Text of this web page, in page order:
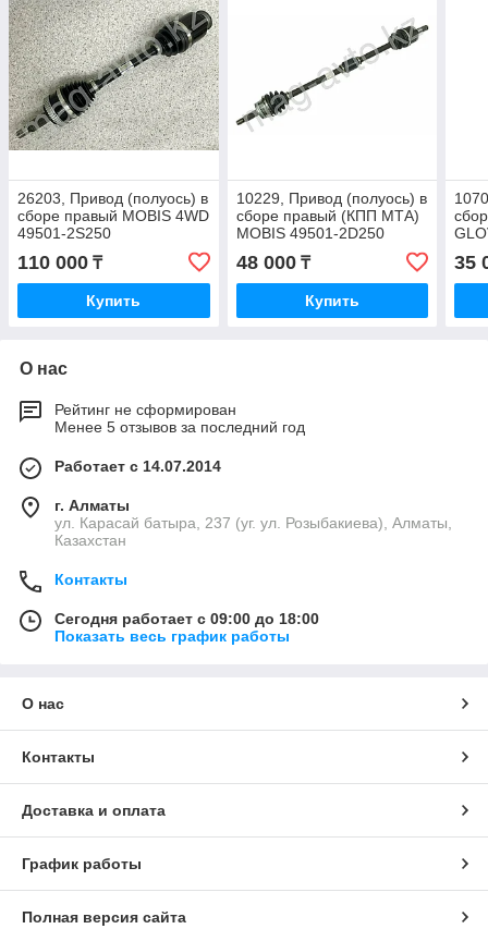
26203, Привод (полуось) в
сборе правый MOBIS 4WD
49501-2S250
110 000 ₸
Купить
10229, Привод (полуось) в
сборе правый (КПП МТА)
MOBIS 49501-2D250
48 000₸
Купить
35
О нас
Рейтинг не сформирован
Менее 5 отзывов за последний год
Работает с 14.07.2014
г. Алматы
ул. Карасай батыра, 237 (уг. ул. Розыбакиева), Алматы,
Казахстан
Контакты
Сегодня работает с 09:00 до 18:00
Показать весь график работы
О нас
Контакты
Доставка и оплата
График работы
Полная версия сайта